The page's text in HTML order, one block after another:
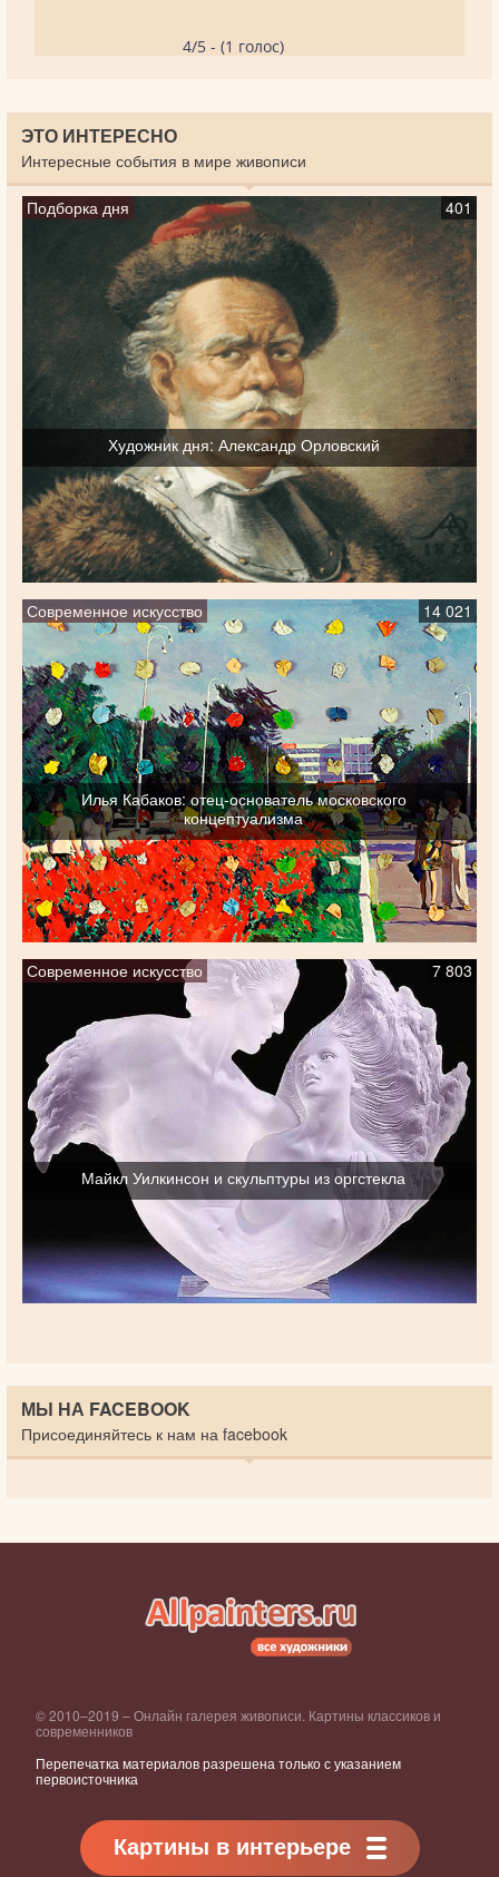
4/5 - (1 голос)
ЭТО ИНТЕРЕСНО
Интересные события в мире живописи
Подборка дня 401
Художник дня: Александр Орловский
Современное искусство 14 021
Илья Кабаков: отец-основатель московского
концептуализма
Современное искусство 7 803
Майкл Уилкинсон и скульптуры из оргстекла
МЫ НА FACEBOOK
Присоединяйтесь к нам на facebook
© 2010–2019 – Онлайн галерея живописи. Картины классиков и
современников
Перепечатка материалов разрешена только с указанием
первоисточника
Картины в интерьере